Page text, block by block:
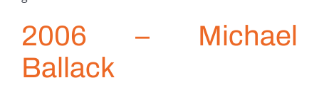
2006 – Michael
Ballack